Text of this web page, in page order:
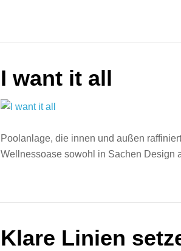
I want it all
Poolanlage, die innen und außen
Wellnessoase sowohl in Sachen Design
Klare Linien